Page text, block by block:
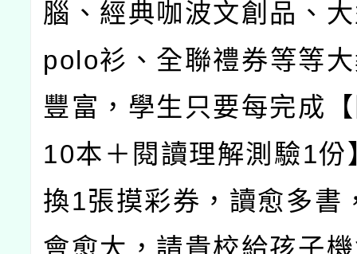
腦、經典咖波文創品、
polo衫、全聯禮券等等
豐富，學生只要每完成
10本＋閱讀理解測驗1份
換1張摸彩券，讀愈多書
會愈大，請貴校給孩子